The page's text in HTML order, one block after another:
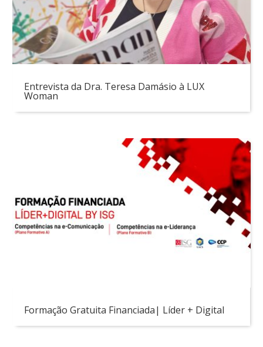
Entrevista da Dra. Teresa Damásio à LUX
Woman
Formação Gratuita Financiada| Líder + Digital